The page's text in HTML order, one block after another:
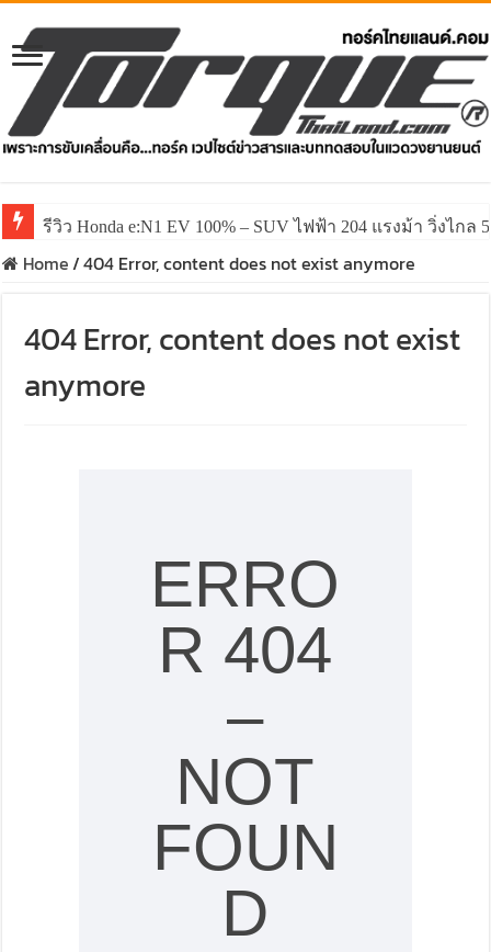
รีวิว Honda e:N1 EV 100% – SUV ไฟฟ้า 204 แรงม้า วิ่งไกล
Home/404 Error, content does not exist anymore
404 Error, content does not exist
anymore
ERRO
R 404
–
NOT
FOUN
D